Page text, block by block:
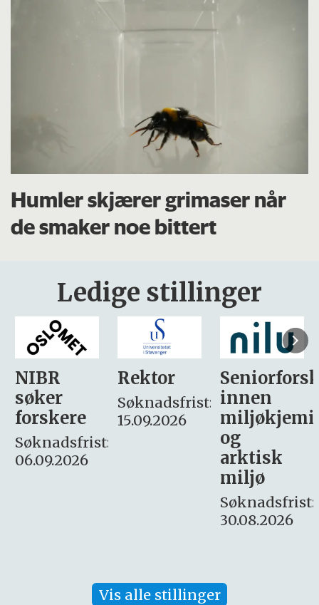
Humler skjærer grimaser når
de smaker noe bittert
Ledige stillinger
Rektor
Søknadsfrist:
15.09.2026
Seniorforsker
innen
miljøkjemi
søker
– fast
Søknadsfrist:
16. august.
Vis alle stillinger